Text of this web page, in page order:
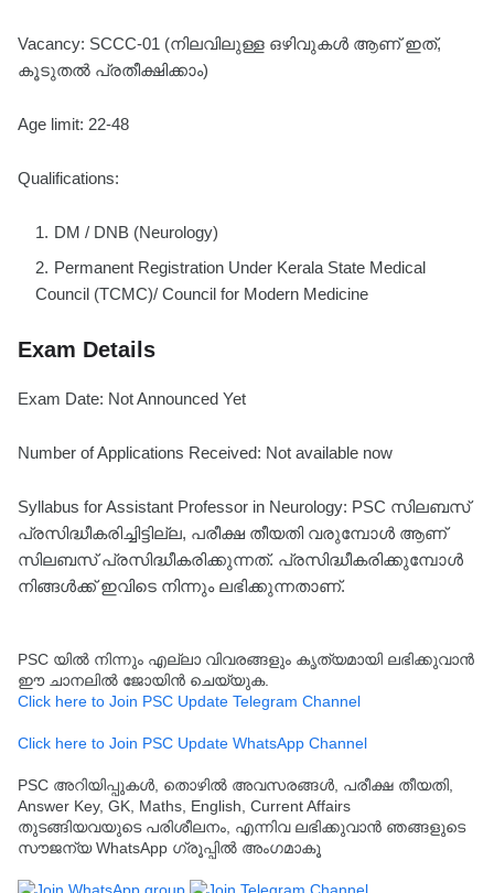
Vacancy: SCCC-01 (നിലവിലുള്ള ഒഴിവുകൾ ആണ് ഇത്,
കൂടുതൽ പ്രതീക്ഷിക്കാം)
Age limit: 22-48
Qualifications:
DM / DNB (Neurology)
Permanent Registration Under Kerala State Medical
Council (TCMC)/ Council for Modern Medicine
Exam Details
Exam Date: Not Announced Yet
Number of Applications Received: Not available now
Syllabus for Assistant Professor in Neurology: PSC സിലബസ്
പ്രസിദ്ധീകരിച്ചിട്ടില്ല, പരീക്ഷ തീയതി വരുമ്പോൾ ആണ്
സിലബസ് പ്രസിദ്ധീകരിക്കുന്നത്. പ്രസിദ്ധീകരിക്കുമ്പോൾ
നിങ്ങൾക്ക് ഇവിടെ നിന്നും ലഭിക്കുന്നതാണ്.
PSC യിൽ നിന്നും എല്ലാ വിവരങ്ങളും കൃത്യമായി ലഭിക്കുവാൻ
ഈ ചാനലിൽ ജോയിൻ ചെയ്യുക.
Click here to Join PSC Update Telegram Channel
Click here to Join PSC Update WhatsApp Channel
PSC അറിയിപ്പുകൾ, തൊഴിൽ അവസരങ്ങൾ, പരീക്ഷ തീയതി,
Answer Key, GK, Maths, English, Current Affairs
തുടങ്ങിയവയുടെ പരിശീലനം, എന്നിവ ലഭിക്കുവാൻ ഞങ്ങളുടെ
സൗജന്യ WhatsApp ഗ്രൂപ്പിൽ അംഗമാകൂ